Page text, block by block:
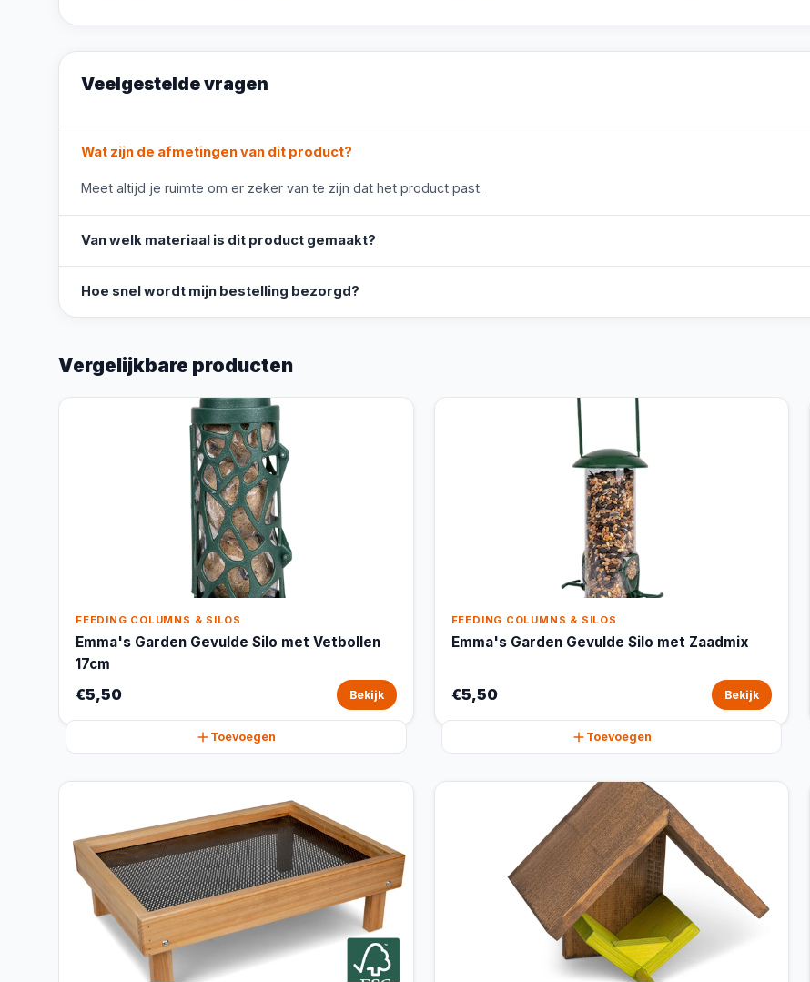
Veelgestelde vragen
Wat zijn de afmetingen van dit product?
Meet altijd je ruimte om er zeker van te zijn dat het product past.
Van welk materiaal is dit product gemaakt?
Hoe snel wordt mijn bestelling bezorgd?
Vergelijkbare producten
FEEDING COLUMNS & SILOS
Emma's Garden Gevulde Silo met Vetbollen
17cm
€5,50 Bekijk
Toevoegen
FEEDING COLUMNS & SILOS
Emma's Garden Gevulde Silo met Zaadmix
€5,50 Bekijk
Toevoegen